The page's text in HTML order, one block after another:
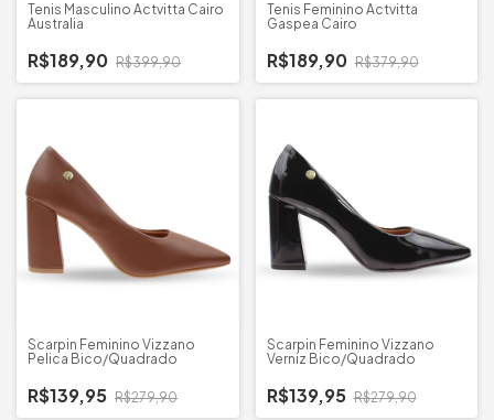
Tenis Masculino Actvitta Cairo
Australia
R$189,90 R$399,90
Tenis Feminino Actvitta
Gaspea Cairo
R$189,90 R$379,90
Scarpin Feminino Vizzano
Pelica Bico/Quadrado
R$139,95 R$279,90
Scarpin Feminino Vizzano
Verniz Bico/Quadrado
R$139,95 R$279,90